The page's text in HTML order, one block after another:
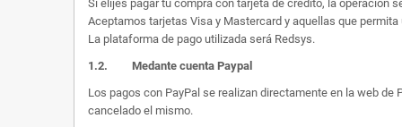
Si elijes pagar tu compra con tarjeta de crédito, la operación
Aceptamos tarjetas Visa y Mastercard y aquellas que
La plataforma de pago utilizada será Redsys.
1.2. Medante cuenta Paypal
Los pagos con PayPal se realizan directamente en la web
cancelado el mismo.